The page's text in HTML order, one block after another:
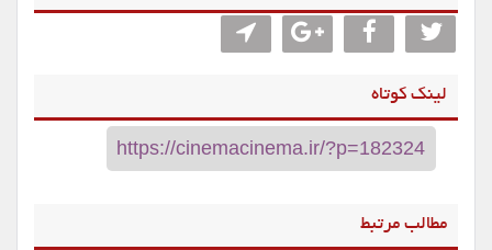
لینک کوتاه
مطالب مرتبط